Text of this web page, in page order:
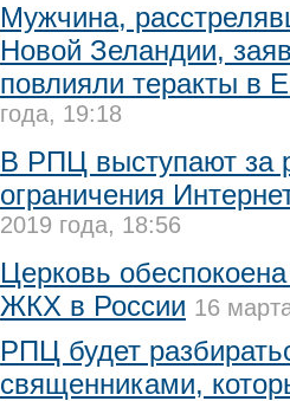
Мужчина,
Новой Зеландии,
повлияли теракты в
года, 19:18
В РПЦ выступают за
ограничения
2019 года, 18:56
Церковь
ЖКХ в России 16
РПЦ будет
священниками,